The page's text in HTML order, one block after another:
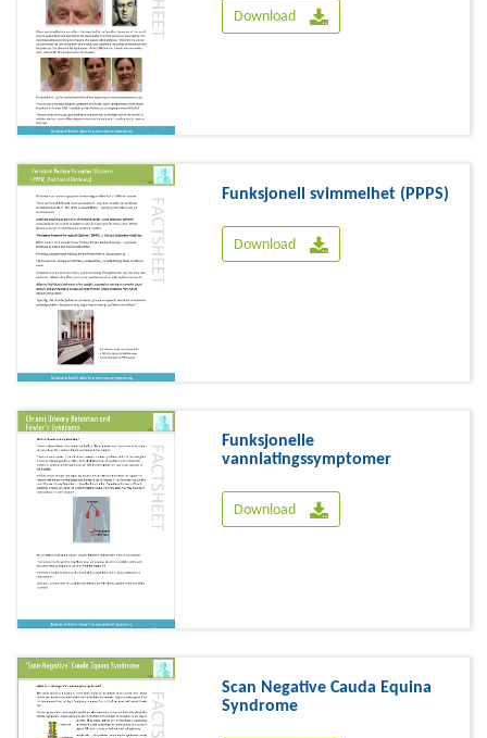
Download
Funksjonell svimmelhet (PPPS)
Download
Funksjonelle
vannlatingssymptomer
Download
Scan Negative Cauda Equina
Syndrome